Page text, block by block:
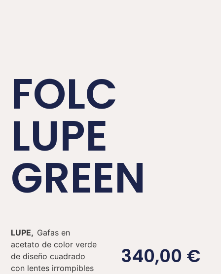
FOLC
LUPE
GREEN
LUPE, Gafas en
acetato de color verde
de diseño cuadrado
con lentes irrompibles
340,00 €